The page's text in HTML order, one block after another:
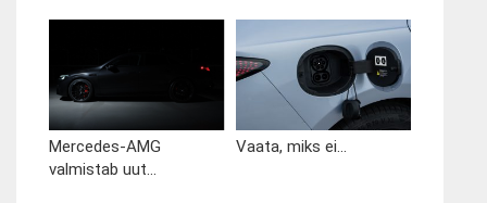
Mercedes-AMG
valmistab uut...
Vaata, miks ei...